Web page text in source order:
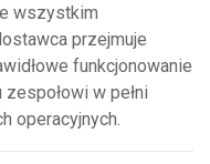
wszystkim
przejmuje
funkcjonowanie
w pełni
operacyjnych.